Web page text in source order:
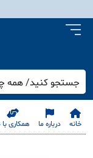
جستجو کنید/ همه
خانه درباره ما همکاری با